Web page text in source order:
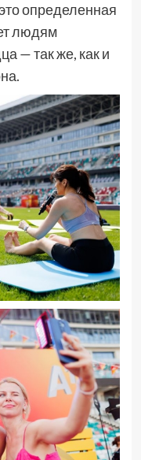
определенная
людям
— так же, как и